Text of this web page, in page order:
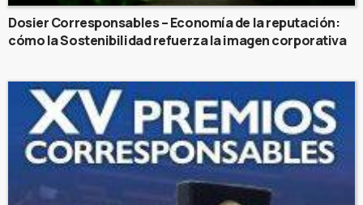
Dosier Corresponsables – Economía de la reputación:
cómo la Sostenibilidad refuerza la imagen corporativa